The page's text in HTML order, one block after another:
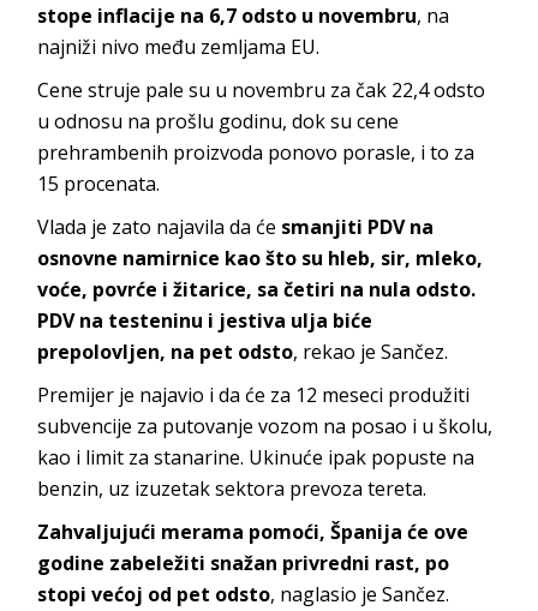
stope inflacije na 6,7 odsto u novembru, na
najniži nivo među zemljama EU.
Cene struje pale su u novembru za čak 22,4 odsto
u odnosu na prošlu godinu, dok su cene
prehrambenih proizvoda ponovo porasle, i to za
15 procenata.
Vlada je zato najavila da će smanjiti PDV na
osnovne namirnice kao što su hleb, sir, mleko,
voće, povrće i žitarice, sa četiri na nula odsto.
PDV na testeninu i jestiva ulja biće
prepolovljen, na pet odsto, rekao je Sančez.
Premijer je najavio i da će za 12 meseci produžiti
subvencije za putovanje vozom na posao i u školu,
kao i limit za stanarine. Ukinuće ipak popuste na
benzin, uz izuzetak sektora prevoza tereta.
Zahvaljujući merama pomoći, Španija će ove
godine zabeležiti snažan privredni rast, po
stopi većoj od pet odsto, naglasio je Sančez.